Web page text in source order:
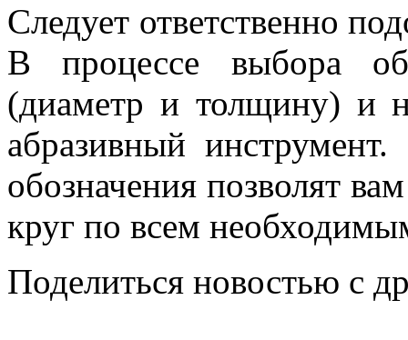
Следует ответственно
В процессе выбора
(диаметр и толщину) и
абразивный
обозначения позволят
круг по всем
Поделиться новостью с